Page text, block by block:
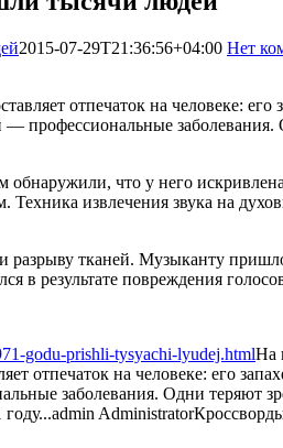
2015-07-29T21:36:56+04:00 Нет
отпечаток на человеке:
профессиональные
что у него
извлечения звука на
тканей. Музыканту
в результате повреждения
godu-prishli-tysyachi-lyudej.htmlНа
отпечаток на человеке: его
заболевания. Одни теряют
admin Administrator